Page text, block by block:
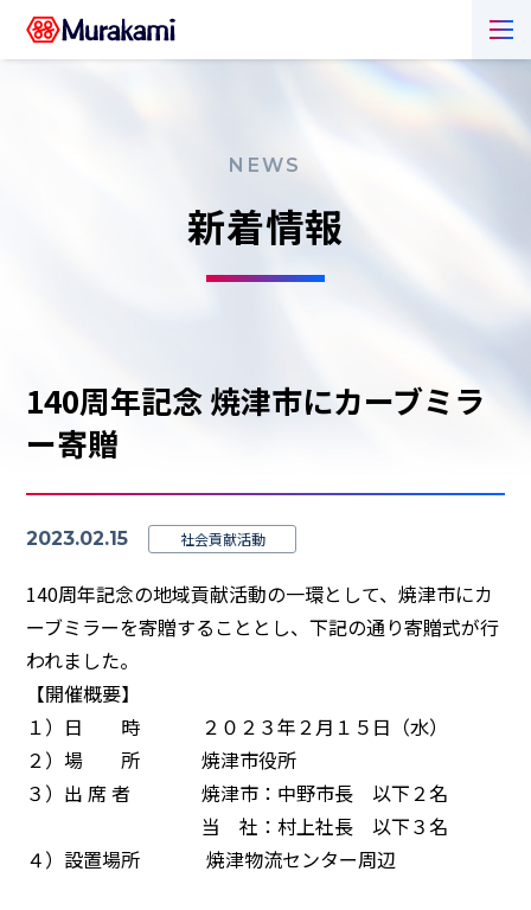
NEWS
新着情報
140周年記念 焼津市にカーブミラ
ー寄贈
2023.02.15 社会貢献活動
140周年記念の地域貢献活動の一環として、焼津市にカ
ーブミラーを寄贈することとし、下記の通り寄贈式が行
われました。
【開催概要】
１）日 時 ２０２３年２月１５日（水）
２）場 所 焼津市役所
３）出 席 者 焼津市：中野市長 以下２名
当 社：村上社長 以下３名
４）設置場所 焼津物流センター周辺